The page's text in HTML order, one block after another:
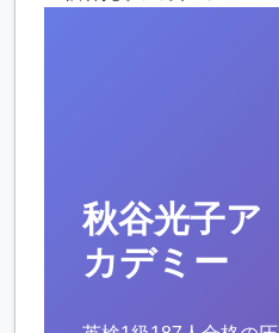
秋谷光子ア
カデミー